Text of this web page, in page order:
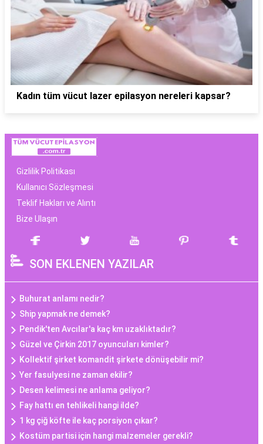
Kadın tüm vücut lazer epilasyon nereleri kapsar?
Gizlilik Politikası
Kullanıcı Sözleşmesi
Teklif Hakları ve Alıntı
Bize Ulaşın
SON EKLENEN YAZILAR
Buhurat anlamı nedir?
Ship yapmak ne demek?
Pendik'ten Avcılar'a kaç km uzaklıktadır?
Güzel ve Çirkin 2017 oyuncuları kimler?
Kollektif şirket komandit şirkete dönüşebilir mi?
Yer fasulyesi ne zaman ekilir?
Desen kelimesi ne anlama geliyor?
Fay hattı en tehlikeli hangi ilde?
1 kg çiğ köfte ile kaç porsiyon çıkar?
Kostüm partisi için hangi malzemeler gerekli?